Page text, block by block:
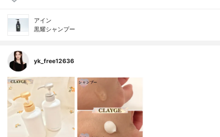
アイン
黒耀シャンプー
yk_free12636